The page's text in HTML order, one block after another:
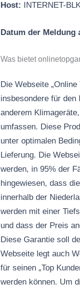
Host: INTERNET-
Datum der Meldung
Was bietet
Die Webseite
insbesondere für
anderem
umfassen. Diese
unter optimalen
Lieferung. Die
werden, in 95% der
hingewiesen, dass
innerhalb der
werden mit einer
und dass der Preis
Diese Garantie soll
Webseite legt auch
für seinen „Top
werden können. Um